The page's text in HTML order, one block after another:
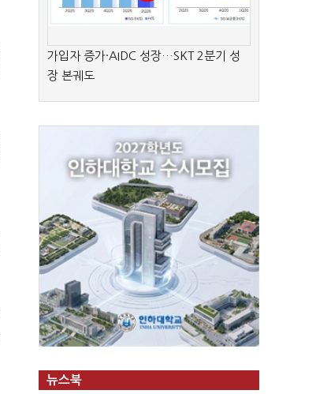
가입자 증가·AIDC 성장…SKT 2분기 성
장 본궤도
뉴스북